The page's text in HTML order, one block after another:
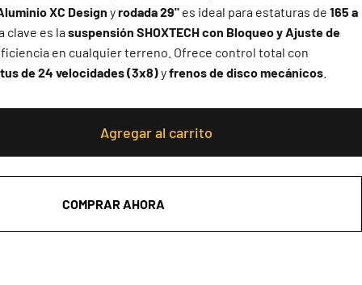
XC Design yrodada 29" es ideal para estaturas de165 a
clave es lasuspensión SHOXTECH con Bloqueo y Ajuste de
en cualquier terreno. Ofrece control total con
de 24 velocidades (3x8)yfrenos de disco mecánicos
Agregar al carrito
COMPRAR AHORA